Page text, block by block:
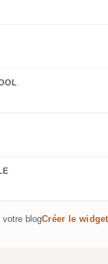
votre blogCréer le